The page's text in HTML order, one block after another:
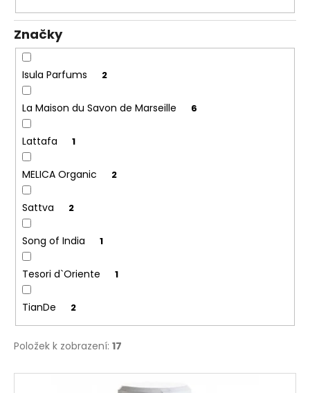
t
ů
Značky
Isula Parfums 2
La Maison du Savon de Marseille 6
Lattafa 1
MELICA Organic 2
Sattva 2
Song of India 1
Tesori d`Oriente 1
TianDe 2
Položek k zobrazení: 17
V
a
j
í
?
D
o
p
o
u
u
j
m